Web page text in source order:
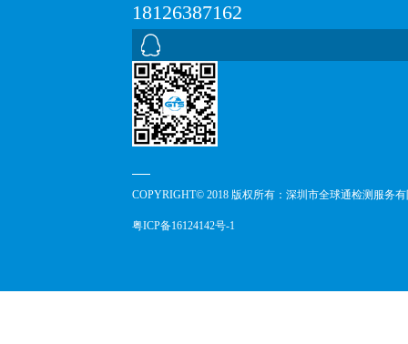
18126387162
COPYRIGHT© 2018 版权所有：深圳市全球通检测服务
粤ICP备16124142号-1